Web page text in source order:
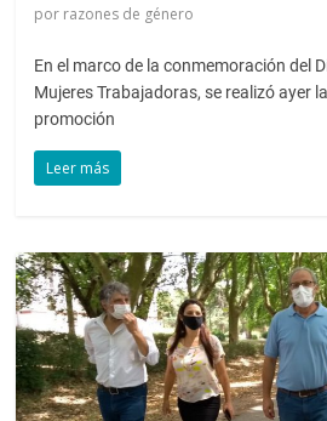
por razones de género
En el marco de la conmemoración del
Mujeres Trabajadoras, se realizó ayer
promoción
Leer más